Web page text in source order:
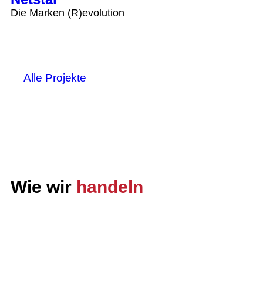
Die Marken (R)evolution
Alle Projekte
Wie wir handeln